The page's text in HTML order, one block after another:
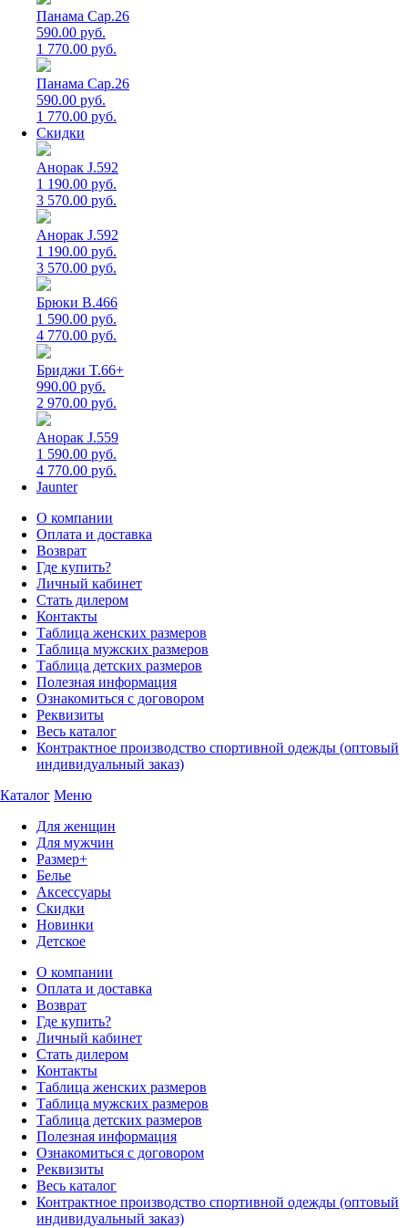
Панама Cap.26
590.00 руб.
1 770.00 руб.
Панама Cap.26
590.00 руб.
1 770.00 руб.
Скидки
Анорак J.592
1 190.00 руб.
3 570.00 руб.
Анорак J.592
1 190.00 руб.
3 570.00 руб.
Брюки B.466
1 590.00 руб.
4 770.00 руб.
Бриджи T.66+
990.00 руб.
2 970.00 руб.
Анорак J.559
1 590.00 руб.
4 770.00 руб.
Jaunter
О компании
Оплата и доставка
Возврат
Где купить?
Личный кабинет
Стать дилером
Контакты
Таблица женских размеров
Таблица мужских размеров
Таблица детских размеров
Полезная информация
Ознакомиться с договором
Реквизиты
Весь каталог
Контрактное производство спортивной одежды (оптовый
индивидуальный заказ)
Каталог Меню
Для женщин
Для мужчин
Размер+
Белье
Аксессуары
Скидки
Новинки
Детское
О компании
Оплата и доставка
Возврат
Где купить?
Личный кабинет
Стать дилером
Контакты
Таблица женских размеров
Таблица мужских размеров
Таблица детских размеров
Полезная информация
Ознакомиться с договором
Реквизиты
Весь каталог
Контрактное производство спортивной одежды (оптовый
индивидуальный заказ)